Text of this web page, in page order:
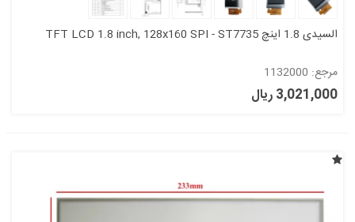
السیدی 1.8 اینچ TFT LCD 1.8 inch, 128x160 SPI - ST7735
مرجع: 1132000
3,021,000 ریال